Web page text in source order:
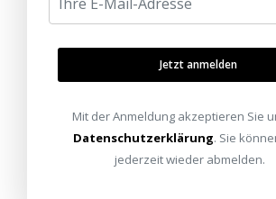
Jetzt anmelden
Mit der Anmeldung akzeptieren Sie
Datenschutzerklärung. Sie
jederzeit wieder abmelden.